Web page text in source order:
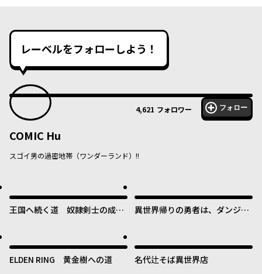
レーベルをフォローしよう！
4,621 フォロワー フォロー
COMIC Hu
スゴイ男の過密地帯（ワンダーランド）!!
王国へ続く道 奴隷剣士の成り
異世界帰りの勇者は、ダンジョ
ます！
ELDEN RING 黄金樹への道
名代辻そば異世界店